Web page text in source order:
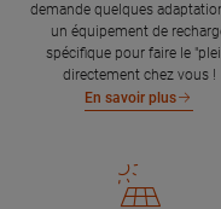
demande quelques
un équipement de
spécifique pour faire le
directement chez vous !
En savoir plus